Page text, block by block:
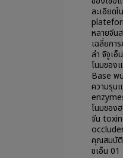
ละเอียด
หลายจีน
เฉลี่ยกา
ล่า จีจูเ
โนมของ
Base พ
ความรุน
โนมของ
จีน
คุณสมบัติ
ชเอ็น 01